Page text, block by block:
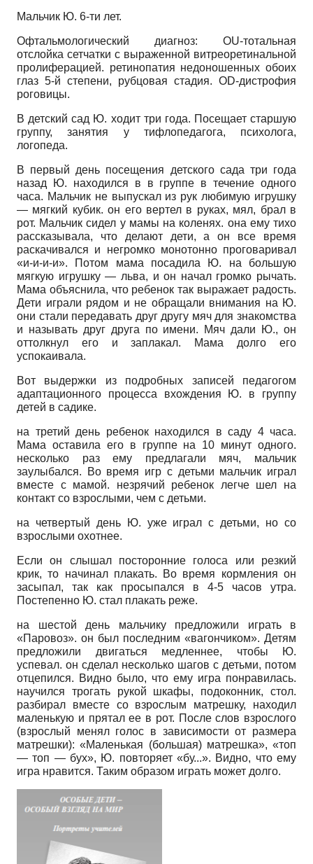
Мальчик Ю. 6-ти лет.
Офтальмологический диагноз: OU-тотальная
отслойка сетчатки с выраженной витреоретинальной
пролиферацией. ретинопатия недоношенных обоих
глаз 5-й степени, рубцовая стадия. OD-дистрофия
роговицы.
В детский сад Ю. ходит три года. Посещает старшую
группу, занятия у тифло­педагога, психолога,
логопеда.
В первый день посещения детского сада три года
назад Ю. находился в в группе в течение одного
часа. Мальчик не выпускал из рук любимую игрушку
— мягкий кубик. он его вертел в руках, мял, брал в
рот. Мальчик сидел у мамы на коленях. она ему тихо
рассказывала, что делают дети, а он все время
раскачивался и негромко монотонно проговаривал
«и-и-и-и». Потом мама посадила Ю. на большую
мягкую игрушку — льва, и он начал громко рычать.
Мама объяснила, что ребенок так выражает радость.
Дети играли рядом и не обращали внимания на Ю.
они стали передавать друг другу мяч для знакомства
и называть друг друга по имени. Мяч дали Ю., он
оттолкнул его и заплакал. Мама долго его
успокаивала.
Вот выдержки из подробных записей педагогом
адаптационного процесса вхождения Ю. в группу
детей в садике.
на третий день ребенок находился в саду 4 часа.
Мама оставила его в группе на 10 минут одного.
несколько раз ему предлагали мяч, мальчик
заулыбался. Во время игр с детьми мальчик играл
вместе с мамой. незрячий ребенок легче шел на
контакт со взрослыми, чем с детьми.
на четвертый день Ю. уже играл с детьми, но со
взрослыми охотнее.
Если он слышал посторонние голоса или резкий
крик, то начинал плакать. Во время кормления он
засыпал, так как просыпался в 4-5 часов утра.
Постепенно Ю. стал плакать реже.
на шестой день мальчику предложили играть в
«Паровоз». он был последним «вагончиком». Детям
предложили двигаться медленнее, чтобы Ю.
успевал. он сделал несколько шагов с детьми, потом
отцепился. Видно было, что ему игра понравилась.
научился трогать рукой шкафы, подоконник, стол.
разбирал вместе со взрослым матрешку, находил
маленькую и прятал ее в рот. После слов взрослого
(взрослый менял голос в зависимости от размера
матрешки): «Маленькая (большая) матрешка», «топ
— топ — бух», Ю. повторяет «бу...». Видно, что ему
игра нравится. Таким образом играть может долго.